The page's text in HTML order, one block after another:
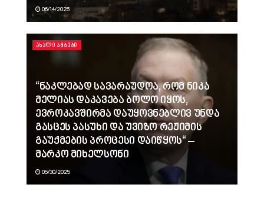
06/14/2025
ᲐᲮᲐᲚᲘ ᲐᲛᲑᲔᲑᲘ
“ნაკლებად სავარაუდოა, რომ ნიკა
მელიას დაკავება ბოლო იყოს,
ევროკავშირმა დაუყოვნებლივ უნდა
გასცეს პასუხი და უვიზო რეჟიმის
გაუქმების პროცესი დაიწყოს“ –
მარკო მიხელსონი
05/30/2025